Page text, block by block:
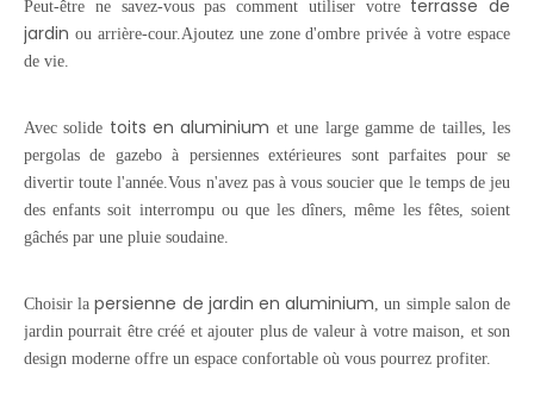
Peut-être ne savez-vous pas comment utiliser votre terrasse de
jardin ou arrière-cour.Ajoutez une zone d'ombre privée à votre espace
de vie.
Avec solide toits en aluminium et une large gamme de tailles, les
pergolas de gazebo à persiennes extérieures sont parfaites pour se
divertir toute l'année.Vous n'avez pas à vous soucier que le temps de jeu
des enfants soit interrompu ou que les dîners, même les fêtes, soient
gâchés par une pluie soudaine.
Choisir lapersienne de jardin en aluminium, un simple salon de
jardin pourrait être créé et ajouter plus de valeur à votre maison, et son
design moderne offre un espace confortable où vous pourrez profiter.